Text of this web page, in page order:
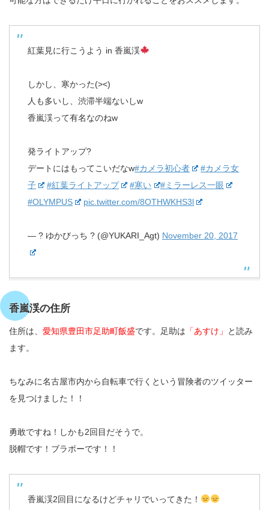
紅葉見に行こうよう in 香嵐渓
しかし、寒かった(><)
人も多いし、渋滞半端ないしw
香嵐渓って有名なのねw
発ライトアップ?
デートにはもってこいだなw#カメラ初心者
#カメラ女
子
#紅葉ライトアップ #寒い
#ミラーレス一眼
#OLYMPUS
pic.twitter.com/8OTHWKHS3l
— ? ゆかびっち ? (@YUKARI_Agt) November 20, 2017
香嵐渓の住所
住所は、 愛知県豊田市足助町飯盛です。足助は 「あすけ」
と読み
ます。
ちなみに名古屋市内から自転車で行くという冒険者のツイッター
を見つけました！！
勇敢ですね！しかも2回目だそうで。
脱帽です！ブラボーです！！
香嵐渓2回目になるけどチャリでいってきた！